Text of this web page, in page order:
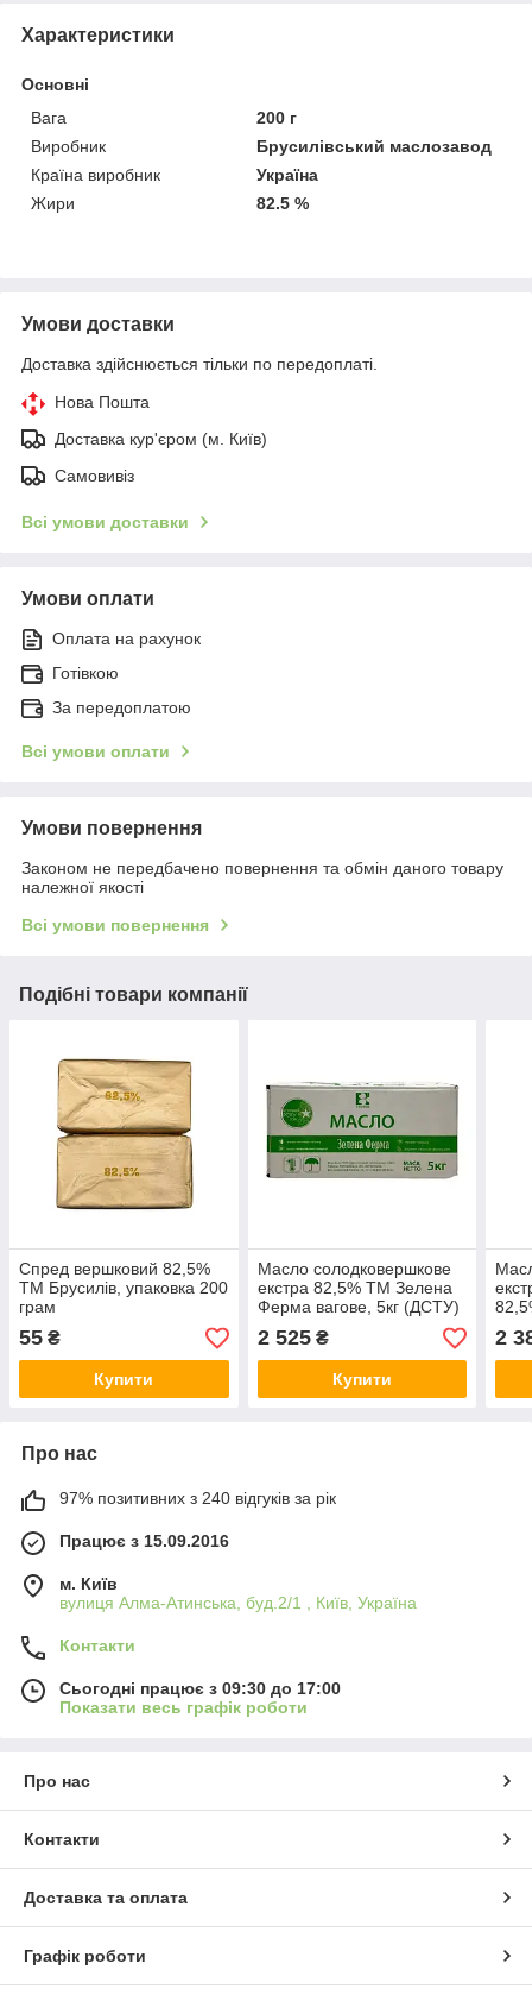
Характеристики
Основні
Вага
200 г
Виробник
Брусилівський маслозавод
Країна виробник
Україна
Жири
82.5 %
Умови доставки
Доставка здійснюється тільки по передоплаті.
Нова Пошта
Доставка кур'єром (м. Київ)
Самовивіз
Всі умови доставки
Умови оплати
Оплата на рахунок
Готівкою
За передоплатою
Всі умови оплати
Умови повернення
Законом не передбачено повернення та обмін даного товару
належної якості
Всі умови повернення
Подібні товари компанії
Спред вершковий 82,5%
ТМ Брусилів, упаковка 200
грам
55 ₴
Купити
Масло солодковершкове
екстра 82,5% ТМ Зелена
Ферма вагове, 5кг (ДСТУ)
2 525₴
Купити
2
Про нас
97% позитивних з 240 відгуків за рік
Працює з 15.09.2016
м. Київ
вулиця Алма-Атинська, буд.2/1 , Київ, Україна
Контакти
Сьогодні працює з 09:30 до 17:00
Показати весь графік роботи
Про нас
Контакти
Доставка та оплата
Графік роботи